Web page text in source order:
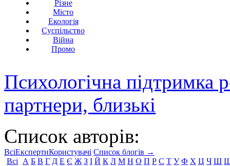
Різне
Місто
Екологія
Суспільство
Війна
Промо
Психологічна підтримка
партнери, близькі
Список авторів:
ВсіЕкспертиКористувачі Список блогів →
Всі
А Б В Г Д Е Є Ж З І Й К Л М Н О П Р С Т У Ф Х Ц Ч Ш